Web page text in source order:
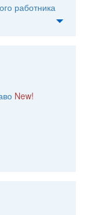
работника
New!